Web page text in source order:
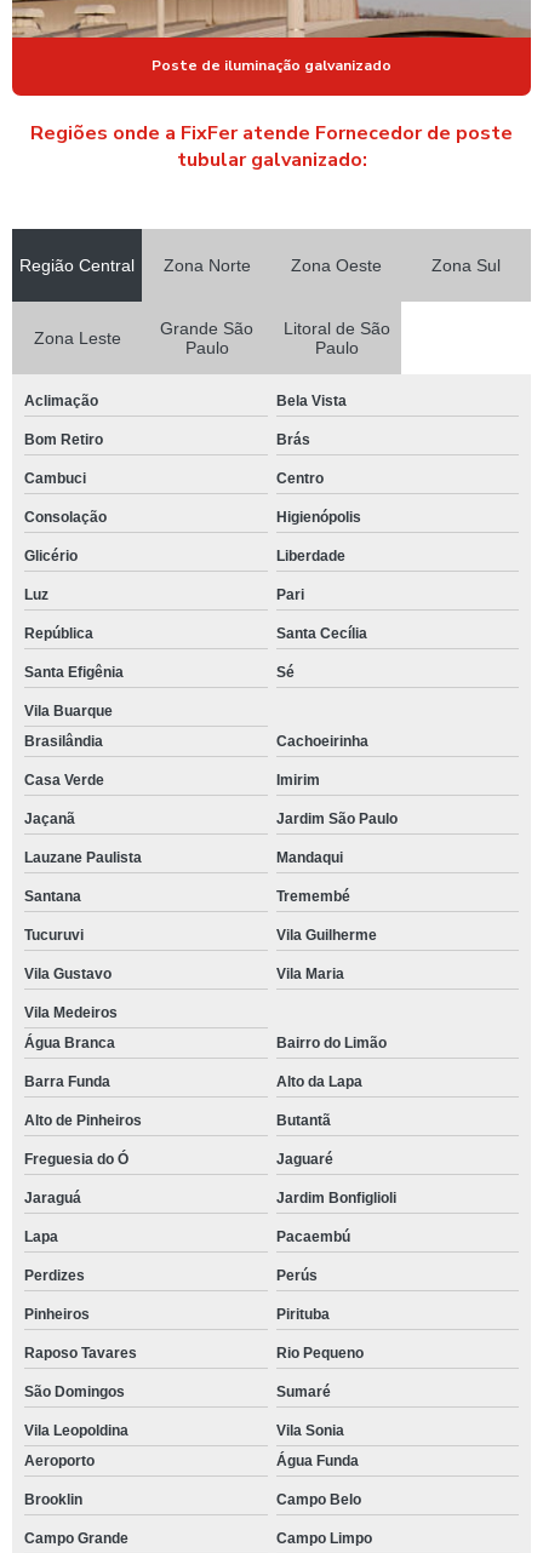
Poste de iluminação galvanizado
Regiões onde a FixFer atende Fornecedor de poste
tubular galvanizado:
Região Central Zona Norte Zona Oeste Zona Sul
Zona Leste
Grande São
Paulo
Litoral de São
Paulo
Aclimação Bela Vista
Bom Retiro Brás
Cambuci Centro
Consolação Higienópolis
Glicério Liberdade
Luz Pari
República Santa Cecília
Santa Efigênia Sé
Vila Buarque
Brasilândia
Cachoeirinha
Casa Verde Imirim
Jaçanã Jardim São Paulo
Lauzane Paulista Mandaqui
Santana Tremembé
Tucuruvi Vila Guilherme
Vila Gustavo Vila Maria
Vila Medeiros
Água Branca
Bairro do Limão
Barra Funda Alto da Lapa
Alto de Pinheiros Butantã
Freguesia do Ó Jaguaré
Jaraguá Jardim Bonfiglioli
Lapa Pacaembú
Perdizes Perús
Pinheiros Pirituba
Raposo Tavares Rio Pequeno
São Domingos Sumaré
Vila Leopoldina
Vila Sonia
Aeroporto
Água Funda
Brooklin Campo Belo
Campo Grande Campo Limpo